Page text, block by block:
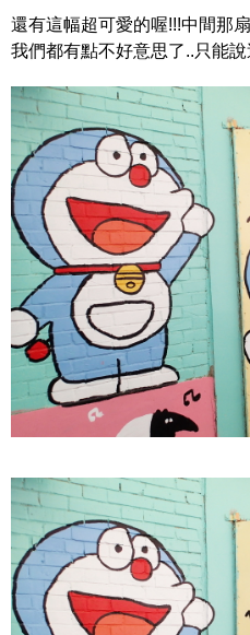
還有這幅超可愛的喔!!!中間那
我們都有點不好意思了..只能